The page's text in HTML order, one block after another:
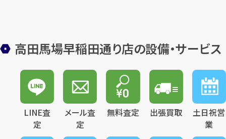
高田馬場早稲田通り店の設備・サービス
LINE査
定
メール査
定
無料査定 出張買取
土日祝営
業